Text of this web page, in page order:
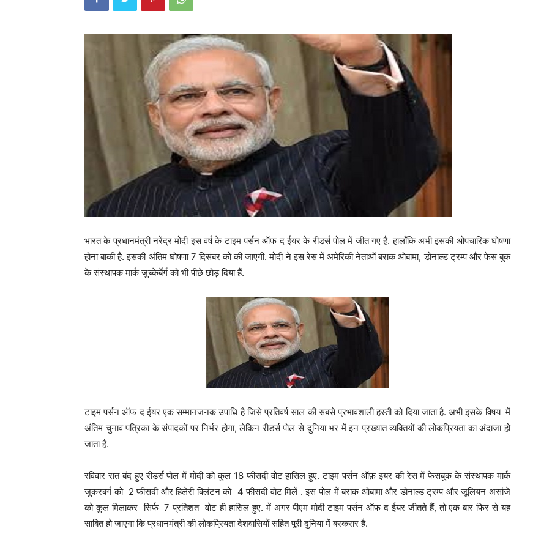
भारत के प्रधानमंत्री नरेंद्र मोदी इस वर्ष के टाइम पर्सन ऑफ द ईयर के रीडर्स पोल में जीत गए है. हालाँकि अभी इसकी ओपचारिक घोषणा
होना बाकी है. इसकी अंतिम घोषणा 7 दिसंबर को की जाएगी. मोदी ने इस रेस में अमेरिकी नेताओं बराक ओबामा, डोनाल्ड ट्रम्प और फेस बुक
के संस्थापक मार्क जुच्केर्बेर्ग को भी पीछे छोड़ दिया हैं.
टाइम पर्सन ऑफ द ईयर एक सम्मानजनक उपाधि है जिसे प्रतिवर्ष साल की सबसे प्रभावशाली हस्ती को दिया जाता है. अभी इसके विषय में
अंतिम चुनाव पत्रिका के संपादकों पर निर्भर होगा, लेकिन रीडर्स पोल से दुनिया भर में इन प्रख्यात व्यक्तियों की लोकप्रियता का अंदाजा हो
जाता है.
रविवार रात बंद हुए रीडर्स पोल में मोदी को कुल 18 फीसदी वोट हासिल हुए. टाइम पर्सन ऑफ़ इयर की रेस में फेसबुक के संस्थापक मार्क
जुकरबर्ग को 2 फीसदी और हिलेरी क्लिंटन को 4 फीसदी वोट मिलें . इस पोल में बराक ओबामा और डोनाल्ड ट्रम्प और जूलियन असांजे
को कुल मिलाकर सिर्फ 7 प्रतिशत वोट ही हासिल हुए. में अगर पीएम मोदी टाइम पर्सन ऑफ द ईयर जीतते हैं, तो एक बार फिर से यह
साबित हो जाएगा कि प्रधानमंत्री की लोकप्रियता देशवासियों सहित पूरी दुनिया में बरकरार है.